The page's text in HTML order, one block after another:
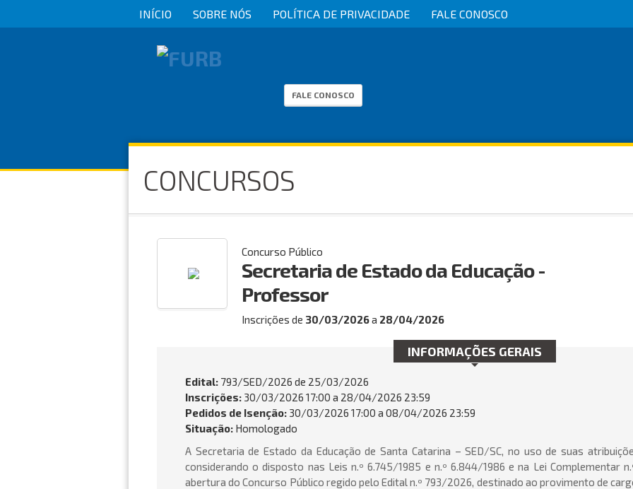
INÍCIO SOBRE NÓS POLÍTICA DE PRIVACIDADE FALE CONOSCO
FALE CONOSCO
CONCURSOS
Concurso Público
Secretaria de Estado da Educação -
Professor
Inscrições de 30/03/2026a 28/04/2026
INFORMAÇÕES GERAIS
Edital: 793/SED/2026 de 25/03/2026
Inscrições: 30/03/2026 17:00 a 28/04/2026 23:59
Pedidos de Isenção: 30/03/2026 17:00 a 08/04/2026 23:59
Situação: Homologado
A Secretaria de Estado da Educação de Santa Catarina – SED/SC, no uso de suas
considerando o disposto nas Leis n.º 6.745/1985 e n.º 6.844/1986 e na Lei Complementar
abertura do Concurso Público regido pelo Edital n.º 793/2026, destinado ao provimento de